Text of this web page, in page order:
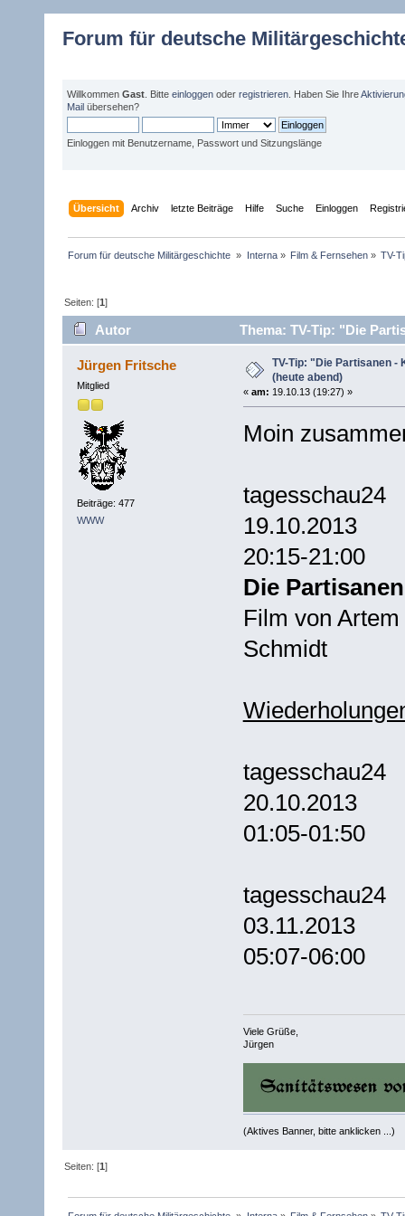
Forum für deutsche
Willkommen Gast . Bitte einloggen oder registrieren . Haben Sie Ihre
Mail übersehen?
Einloggen mit Benutzername, Passwort und Sitzungslänge
Übersicht Archiv letzte Beiträge Hilfe Suche Einloggen
Forum für deutsche Militärgeschichte » Interna» Film & Fernsehen» TV-
Seiten: [1]
Autor Thema: TV-Tip: "Die
Jürgen Fritsche
Mitglied
Beiträge: 477
WWW
TV-Tip: "Die Partisanen -
(heute abend)
« am: 19.10.13 (19:27) »
Moin
tagesschau24
19.10.2013
20:15-21:00
Die
Film von
Schmidt
tagesschau24
20.10.2013
01:05-01:50
tagesschau24
03.11.2013
05:07-06:00
Viele Grüße,
Jürgen
(Aktives Banner, bitte anklicken ...)
Seiten: [1]